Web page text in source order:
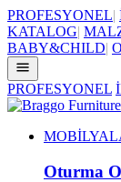
PROFESYONEL|
KATALOG|
BABY&CHILD|
PROFESYONEL
Oturma